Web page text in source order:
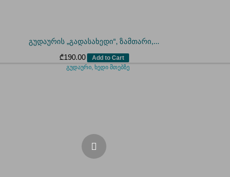
გუდაურის „გადასახედი“, ზამთარი,...
₾190.00 Add to Cart